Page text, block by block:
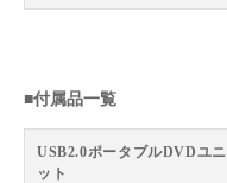
■付属品一覧
USB2.0ポータブルDVDユニ
ット